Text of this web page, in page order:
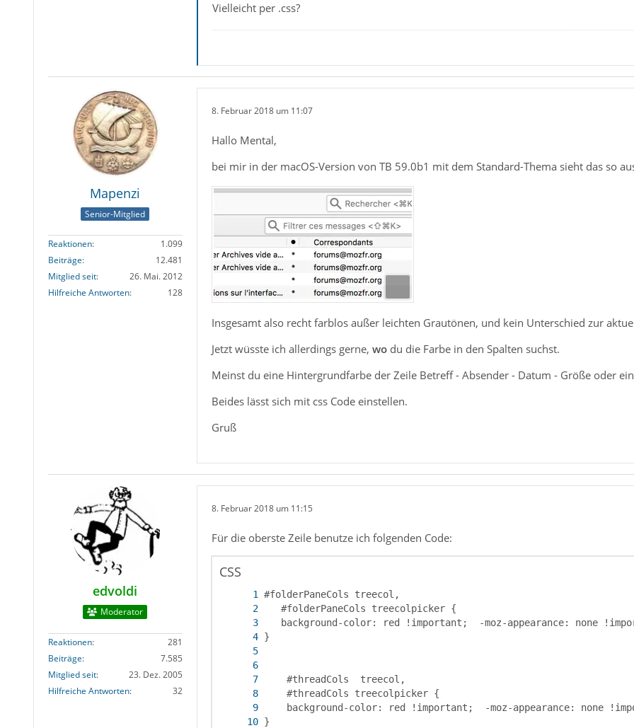
Vielleicht per .css?
Mapenzi
Senior-Mitglied
Reaktionen
1.099
Beiträge
12.481
Mitglied seit
26. Mai. 2012
Hilfreiche Antworten
128
8. Februar 2018 um 11:07
Hallo Mental,
bei mir in der macOS-Version von TB 59.0b1 mit dem Standard-Thema sieht das so
Insgesamt also recht farblos außer leichten Grautönen, und kein Unterschied zur
Jetzt wüsste ich allerdings gerne, wodu die Farbe in den Spalten suchst.
Meinst du eine Hintergrundfarbe der Zeile Betreff - Absender - Datum - Größe oder
Beides lässt sich mit css Code einstellen.
Gruß
edvoldi
Moderator
Reaktionen
281
Beiträge
7.585
Mitglied seit
23. Dez. 2005
Hilfreiche Antworten
32
8. Februar 2018 um 11:15
Für die oberste Zeile benutze ich folgenden Code:
CSS
}